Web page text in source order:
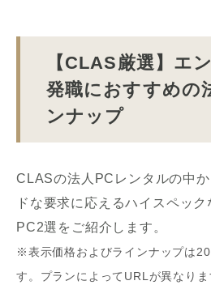
【CLAS厳選】エ
発職におすすめの
ンナップ
CLASの法人PCレンタルの中
ドな要求に応えるハイスペッ
PC2選をご紹介します。
※表示価格およびラインナップは
す。プランによってURLが異なりま